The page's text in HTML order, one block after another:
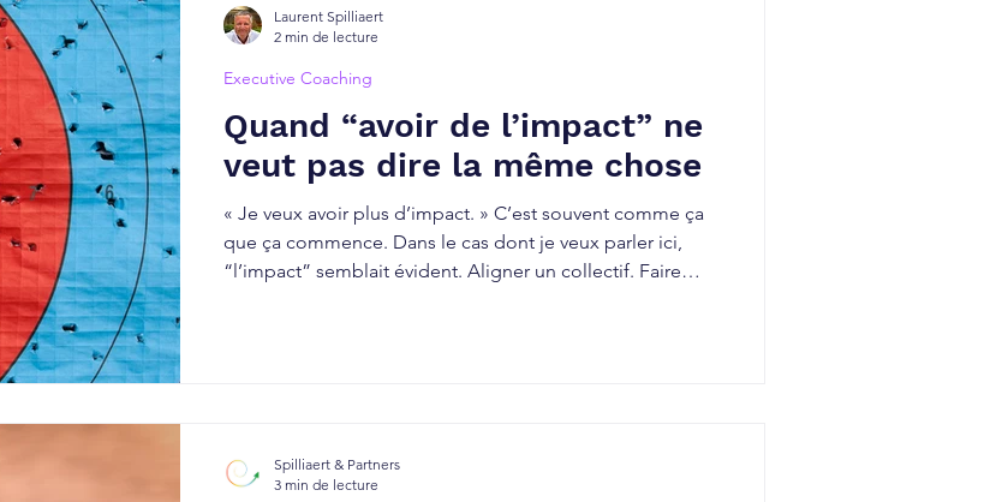
Quand “avoir de l’impact” ne
veut pas dire la même chose
« Je veux avoir plus d’impact. » C’est souvent comme ça
que ça commence. Dans le cas dont je veux parler ici,
“l’impact” semblait évident. Aligner un collectif. Faire
Executive Coaching
Laurent Spilliaert
2 min de lecture
Spilliaert & Partners
3 min de lecture